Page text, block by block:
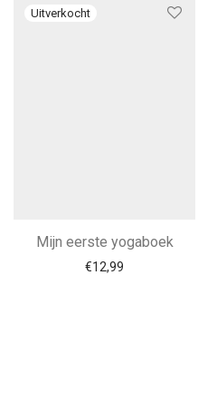
Mijn eerste yogaboek
€12,99